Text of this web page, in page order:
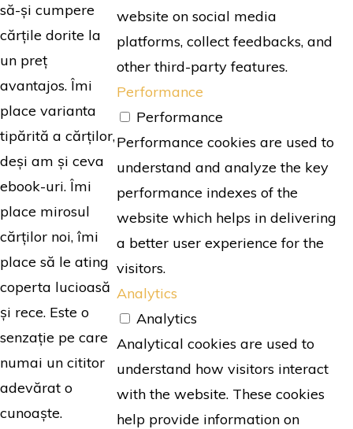
să-și cumpere
cărțile dorite la
un preț
avantajos. Îmi
place varianta
tipărită a cărților,
deși am și ceva
ebook-uri. Îmi
place mirosul
cărților noi, îmi
place să le ating
coperta lucioasă
și rece. Este o
senzație pe care
numai un cititor
adevărat o
cunoaște.
website on social media
platforms, collect feedbacks, and
other third-party features.
Performance
Performance
Performance cookies are used to
understand and analyze the key
performance indexes of the
website which helps in delivering
a better user experience for the
visitors.
Analytics
Analytics
Analytical cookies are used to
understand how visitors interact
with the website. These cookies
help provide information on